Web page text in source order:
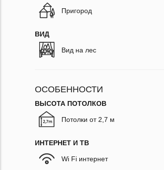
Пригород
ВИД
Вид на лес
ОСОБЕННОСТИ
ВЫСОТА ПОТОЛКОВ
Потолки от 2,7 м
ИНТЕРНЕТ И ТВ
Wi Fi интернет